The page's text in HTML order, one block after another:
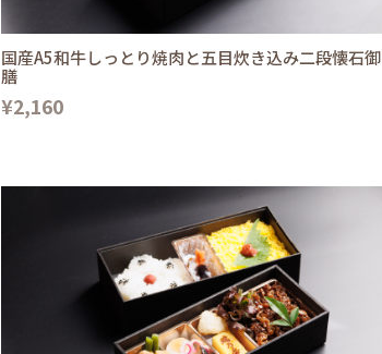
国産A5和牛しっとり焼肉と五目炊き込み二段懐石御
膳
¥2,160